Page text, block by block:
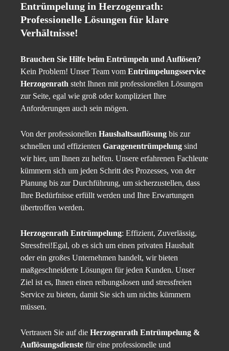
Entrümpelung in Herzogenrath:
Professionelle Lösungen für klare
Verhältnisse!
Brauchen Sie Hilfe beim Entrümpeln und Auflösen?
Kein Problem! Unser Team vom Entrümpelungsservice
Herzogenrath steht Ihnen mit professionellen Lösungen
zur Seite, egal wie groß oder kompliziert Ihre
Anforderungen auch sein mögen.
Von der professionellen Haushaltsauflösung bis zur
schnellen und effizienten Garagenentrümpelung sind
wir hier, um Ihnen zu helfen. Unsere erfahrenen Fachleute
kümmern sich um jeden Schritt des Prozesses, von der
Planung bis zur Durchführung, um sicherzustellen, dass
Ihre Bedürfnisse erfüllt werden und Ihre Erwartungen
übertroffen werden.
Herzogenrath Entrümpelung: Effizient, Zuverlässig,
Stressfrei!Egal, ob es sich um einen privaten Haushalt
oder ein großes Unternehmen handelt, wir bieten
maßgeschneiderte Lösungen für jeden Kunden. Unser
Ziel ist es, Ihnen einen reibungslosen und stressfreien
Service zu bieten, damit Sie sich um nichts kümmern
müssen.
Vertrauen Sie auf die Herzogenrath Entrümpelung &
Auflösungsdienste für eine professionelle und